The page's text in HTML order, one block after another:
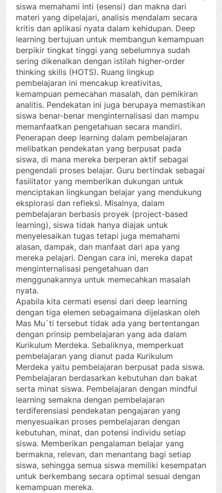
siswa memahami inti (esensi) dan makna dari
materi yang dipelajari, analisis mendalam secara
kritis dan aplikasi nyata dalam kehidupan. Deep
learning bertujuan untuk membangun kemampuan
berpikir tingkat tinggi yang sebelumnya sudah
sering dikenalkan dengan istilah higher-order
thinking skills (HOTS). Ruang lingkup
pembelajaran ini mencakup kreativitas,
kemampuan pemecahan masalah, dan pemikiran
analitis. Pendekatan ini juga berupaya memastikan
siswa benar-benar menginternalisasi dan mampu
memanfaatkan pengetahuan secara mandiri.
Penerapan deep learning dalam pembelajaran
melibatkan pendekatan yang berpusat pada
siswa, di mana mereka berperan aktif sebagai
pengendali proses belajar. Guru bertindak sebagai
fasilitator yang memberikan dukungan untuk
menciptakan lingkungan belajar yang mendukung
eksplorasi dan refleksi. Misalnya, dalam
pembelajaran berbasis proyek (project-based
learning), siswa tidak hanya diajak untuk
menyelesaikan tugas tetapi juga memahami
alasan, dampak, dan manfaat dari apa yang
mereka pelajari. Dengan cara ini, mereka dapat
menginternalisasi pengetahuan dan
menggunakannya untuk memecahkan masalah
nyata.
Apabila kita cermati esensi dari deep learning
dengan tiga elemen sebagaimana dijelaskan oleh
Mas Mu`ti tersebut tidak ada yang bertentangan
dengan prinsip pembelajaran yang ada dalam
Kurikulum Merdeka. Sebaliknya, memperkuat
pembelajaran yang dianut pada Kurikulum
Merdeka yaitu pembelajaran berpusat pada siswa.
Pembelajaran berdasarkan kebutuhan dan bakat
serta minat siswa. Pembelajaran dengan mindful
learning semakna dengan pembelajaran
terdiferensiasi pendekatan pengajaran yang
menyesuaikan proses pembelajaran dengan
kebutuhan, minat, dan potensi individu setiap
siswa. Memberikan pengalaman belajar yang
bermakna, relevan, dan menantang bagi setiap
siswa, sehingga semua siswa memiliki kesempatan
untuk berkembang secara optimal sesuai dengan
kemampuan mereka.